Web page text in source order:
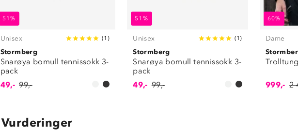
51%
Unisex (1 )
Stormberg
Snarøya bomull tennissokk 3-
pack
49,- 99,-
51%
Unisex (1 )
Stormberg
Snarøya bomull tennissokk 3-
pack
49,- 99,-
60%
Dame
999,- 2
Vurderinger